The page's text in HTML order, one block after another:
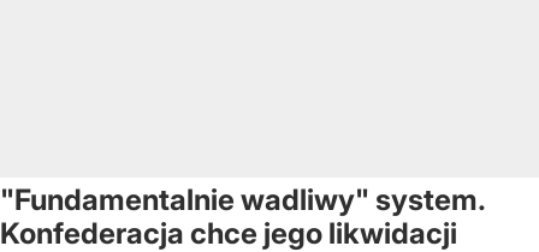
"Fundamentalnie wadliwy" system.
Konfederacja chce jego likwidacji